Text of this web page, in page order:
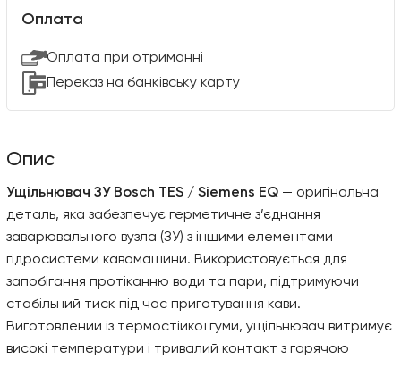
Оплата
Оплата при отриманні
Переказ на банківську карту
Опис
Ущільнювач ЗУ Bosch TES / Siemens EQ — оригінальна
деталь, яка забезпечує герметичне з’єднання
заварювального вузла (ЗУ) з іншими елементами
гідросистеми кавомашини. Використовується для
запобігання протіканню води та пари, підтримуючи
стабільний тиск під час приготування кави.
Виготовлений із термостійкої гуми, ущільнювач витримує
високі температури і тривалий контакт з гарячою